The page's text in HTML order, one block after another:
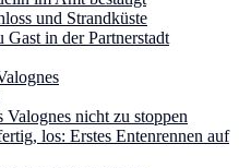
und Strandküste
in der Partnerstadt
Valognes nicht zu stoppen
los: Erstes Entenrennen auf